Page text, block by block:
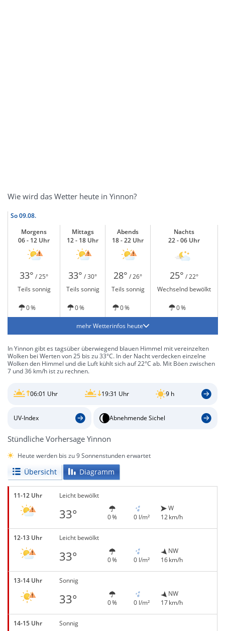
Wie wird das Wetter heute in Yinnon?
So09.08.
Morgens
06 - 12 Uhr
Mittags
12 - 18 Uhr
Abends
18 - 22 Uhr
Nachts
22 - 06 Uhr
33° / 25° 33° / 30° 28° / 26° 25° / 22°
Teils sonnig
Teils sonnig Teils sonnig Wechselnd bewölkt
0 % 0 % 0 % 0 %
mehr Wetterinfos heute
In Yinnon gibt es tagsüber überwiegend blauen Himmel mit vereinzelten
Wolken bei Werten von 25 bis zu 33°C. In der Nacht verdecken einzelne
Wolken den Himmel und die Luft kühlt sich auf 22°C ab. Mit Böen zwischen
7 und 36 km/h ist zu rechnen.
06:01 Uhr 19:31 Uhr 9 h
UV-Index Abnehmende Sichel
Stündliche Vorhersage Yinnon
Heute werden bis zu 9 Sonnenstunden erwartet
Übersicht Diagramm
11-12 Uhr Leicht bewölkt
33° 0 % 0 l/m²
W
12 km/h
12-13 Uhr Leicht bewölkt
33° 0 % 0 l/m²
NW
16 km/h
13-14 Uhr Sonnig
33° 0 % 0 l/m²
NW
17 km/h
14-15 Uhr Sonnig